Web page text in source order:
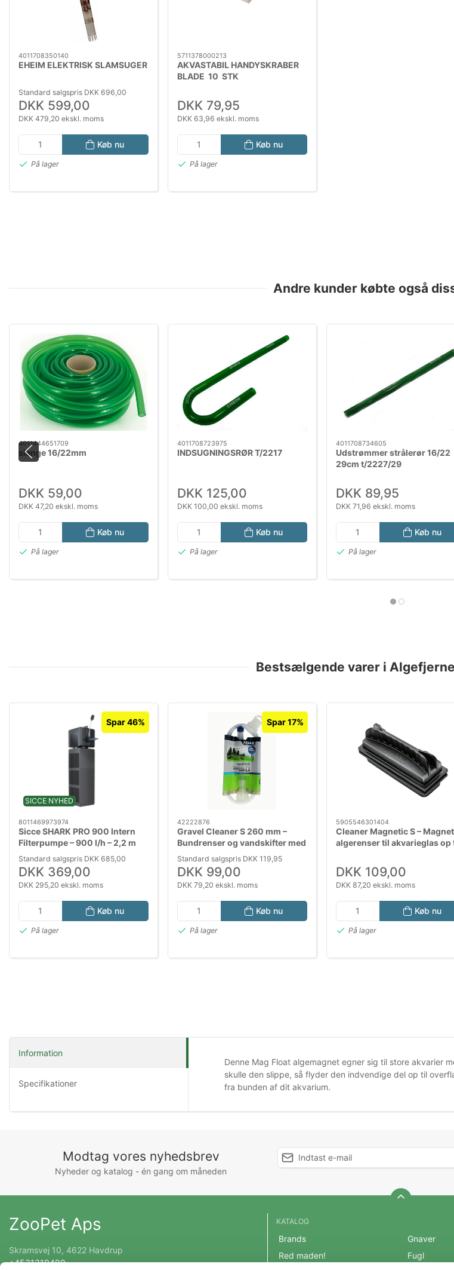
4011708350140
EHEIM ELEKTRISK SLAMSUGER
Standard salgspris DKK 696,00
DKK 599,00
DKK 479,20 ekskl. moms
Køb nu
På lager
5711378000213
AKVASTABIL HANDYSKRABER
BLADE 10 STK
DKK 79,95
DKK 63,96 ekskl. moms
Køb nu
På lager
Andre kunder købte også
4011444651709
slange 16/22mm
DKK 59,00
DKK 47,20 ekskl. moms
Køb nu
På lager
4011708723975
INDSUGNINGSRØR T/2217
DKK 125,00
DKK 100,00 ekskl. moms
Køb nu
På lager
4011708734605
Udstrømmer strålerør 16/22
29cm t/2227/29
DKK 89,95
DKK 71,96 ekskl. moms
Køb nu
På lager
Bestsælgende varer i
SICCE NYHED
Spar 46%
8011469973974
Sicce SHARK PRO 900 Intern
Filterpumpe – 900 l/h – 2,2 m
EU-kabel (220-240V/50Hz)
Standard salgspris DKK 685,00
DKK 369,00
DKK 295,20 ekskl. moms
Køb nu
På lager
Spar 17%
42222876
Gravel Cleaner S 260 mm –
Bundrenser og vandskifter med
Easy Start & glasskraber
Standard salgspris DKK 119,95
DKK 99,00
DKK 79,20 ekskl. moms
Køb nu
På lager
5905546301404
Cleaner Magnetic S –
algerenser til akvarieglas op
DKK 109,00
DKK 87,20 ekskl. moms
Køb nu
På lager
Information
Specifikationer
Denne Mag Float algemagnet egner sig til store akvarier
skulle den slippe, så flyder den indvendige del op til
fra bunden af dit akvarium.
Modtag vores nyhedsbrev
Nyheder og katalog - én gang om måneden
ZooPet Aps
Skramsvej 10, 4622 Havdrup
+4531319490
KATALOG
Brands
Red maden!
Gnaver
Fugl